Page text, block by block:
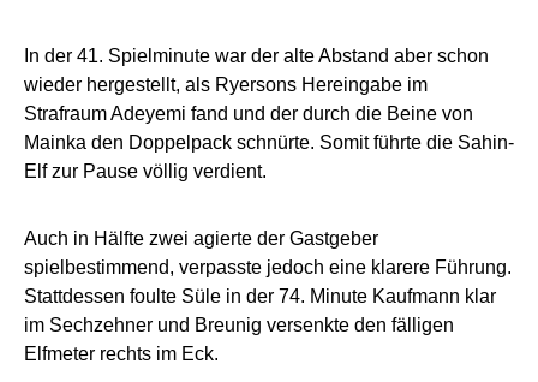
In der 41. Spielminute war der alte Abstand aber schon
wieder hergestellt, als Ryersons Hereingabe im
Strafraum Adeyemi fand und der durch die Beine von
Mainka den Doppelpack schnürte. Somit führte die Sahin-
Elf zur Pause völlig verdient.
Auch in Hälfte zwei agierte der Gastgeber
spielbestimmend, verpasste jedoch eine klarere Führung.
Stattdessen foulte Süle in der 74. Minute Kaufmann klar
im Sechzehner und Breunig versenkte den fälligen
Elfmeter rechts im Eck.